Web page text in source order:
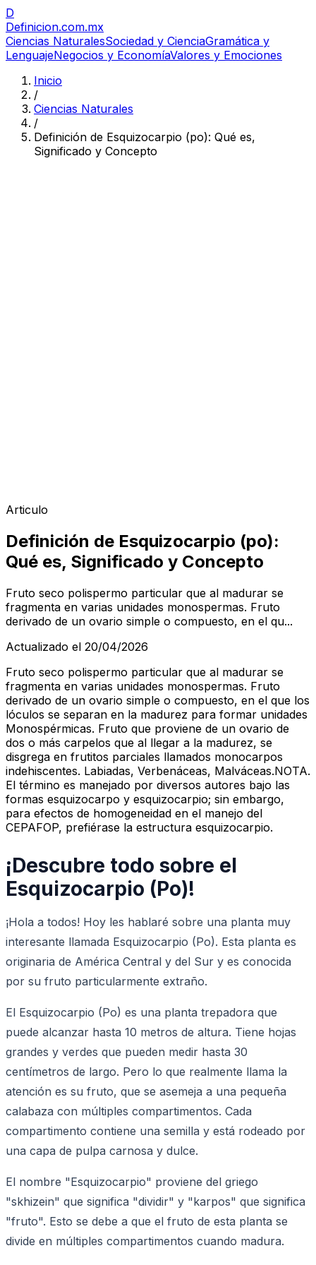
D
Definicion.com.mx
Ciencias NaturalesSociedad y CienciaGramática y
LenguajeNegocios y EconomíaValores y Emociones
Inicio
/
Ciencias Naturales
/
Definición de Esquizocarpio (po): Qué es,
Significado y Concepto
Articulo
Definición de Esquizocarpio (po):
Qué es, Significado y Concepto
Fruto seco polispermo particular que al madurar se
fragmenta en varias unidades monospermas. Fruto
derivado de un ovario simple o compuesto, en el qu...
Actualizado el 20/04/2026
Fruto seco polispermo particular que al madurar se
fragmenta en varias unidades monospermas. Fruto
derivado de un ovario simple o compuesto, en el que los
lóculos se separan en la madurez para formar unidades
Monospérmicas. Fruto que proviene de un ovario de
dos o más carpelos que al llegar a la madurez, se
disgrega en frutitos parciales llamados monocarpos
indehiscentes. Labiadas, Verbenáceas, Malváceas.NOTA.
El término es manejado por diversos autores bajo las
formas esquizocarpo y esquizocarpio; sin embargo,
para efectos de homogeneidad en el manejo del
CEPAFOP, prefiérase la estructura esquizocarpio.
¡Descubre todo sobre el
Esquizocarpio (Po)!
¡Hola a todos! Hoy les hablaré sobre una planta muy
interesante llamada Esquizocarpio (Po). Esta planta es
originaria de América Central y del Sur y es conocida
por su fruto particularmente extraño.
El Esquizocarpio (Po) es una planta trepadora que
puede alcanzar hasta 10 metros de altura. Tiene hojas
grandes y verdes que pueden medir hasta 30
centímetros de largo. Pero lo que realmente llama la
atención es su fruto, que se asemeja a una pequeña
calabaza con múltiples compartimentos. Cada
compartimento contiene una semilla y está rodeado por
una capa de pulpa carnosa y dulce.
El nombre "Esquizocarpio" proviene del griego
"skhizein" que significa "dividir" y "karpos" que significa
"fruto". Esto se debe a que el fruto de esta planta se
divide en múltiples compartimentos cuando madura.